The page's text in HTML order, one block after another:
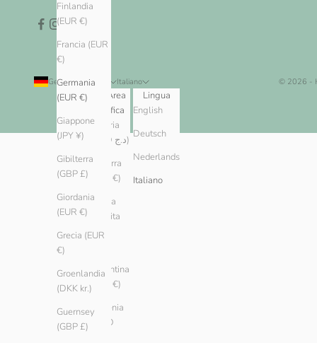
Finlandia
(EUR €)
Francia (EUR
€)
Germania
(EUR €)
Giappone
(JPY ¥)
Gibilterra
(GBP £)
Giordania
(EUR €)
Grecia (EUR
€)
Groenlandia
(DKK kr.)
Guernsey
(GBP £)
Germania (EUR €)
Paese/Area
geografica
Algeria
(DZD د.ج)
Andorra
(EUR €)
Arabia
Saudita
(SAR
Argentina
(EUR €)
Armenia
(AMD
Italiano
Lingua
English
Deutsch
Nederlands
Italiano
© 2026 -